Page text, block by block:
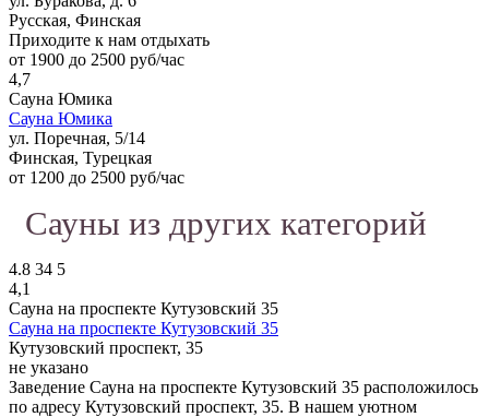
Русская, Финская
Приходите к нам отдыхать
от 1900 до 2500 руб/час
4,7
Сауна Юмика
Сауна Юмика
ул. Поречная, 5/14
Финская, Турецкая
от 1200 до 2500 руб/час
Сауны из других категорий
4.8 34 5
4,1
Сауна на проспекте Кутузовский 35
Сауна на проспекте Кутузовский 35
Кутузовский проспект, 35
не указано
Заведение Сауна на проспекте Кутузовский 35 расположилось
по адресу Кутузовский проспект, 35. В нашем уютном